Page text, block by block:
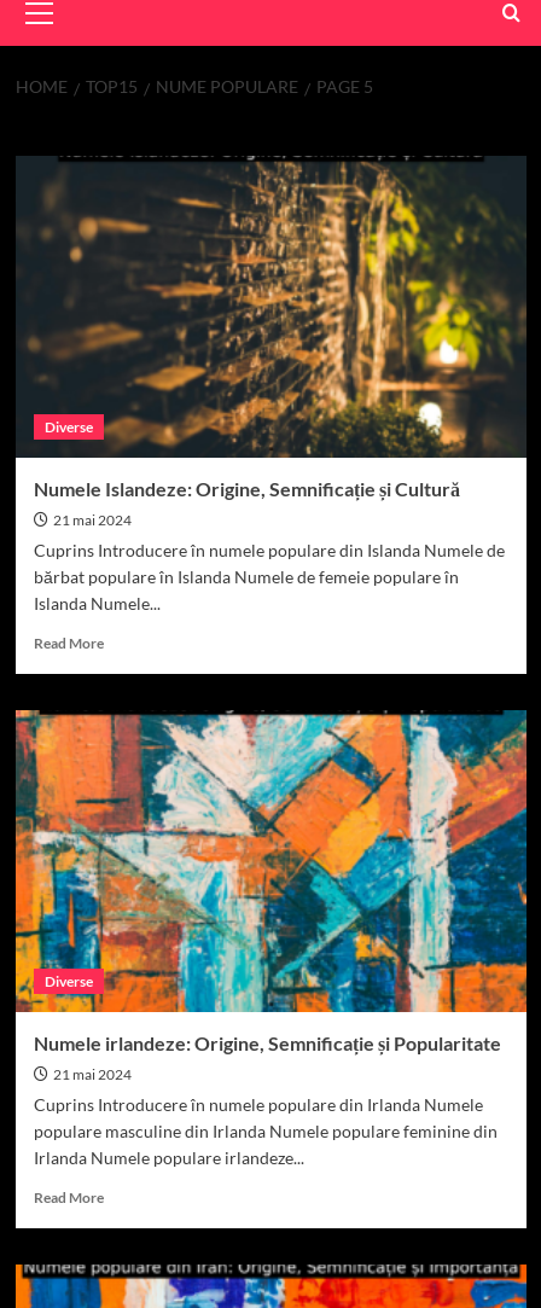
Menu
HOME TOP15 NUME POPULARE PAGE 5
Diverse
Numele Islandeze: Origine, Semnificație și Cultură
21 mai 2024
Cuprins Introducere în numele populare din Islanda Numele de
bărbat populare în Islanda Numele de femeie populare în
Islanda Numele...
Read MoreRead
Islandeze:
Origine,
Semnificație
și
Cultură
Diverse
Numele irlandeze: Origine, Semnificație și Popularitate
21 mai 2024
Cuprins Introducere în numele populare din Irlanda Numele
populare masculine din Irlanda Numele populare feminine din
Irlanda Numele populare irlandeze...
Read MoreRead
Numele
irlandeze: